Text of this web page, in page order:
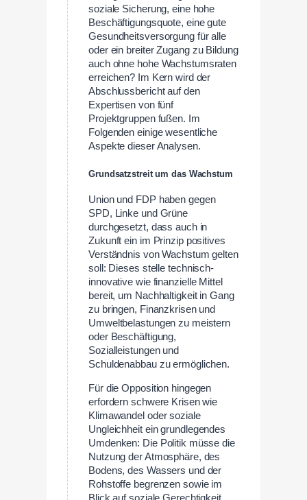
soziale Sicherung, eine hohe
Beschäftigungsquote, eine gute
Gesundheitsversorgung für alle
oder ein breiter Zugang zu Bildung
auch ohne hohe Wachstumsraten
erreichen? Im Kern wird der
Abschlussbericht auf den
Expertisen von fünf
Projektgruppen fußen. Im
Folgenden einige wesentliche
Aspekte dieser Analysen.
Grundsatzstreit um das Wachstum
Union und FDP haben gegen
SPD, Linke und Grüne
durchgesetzt, dass auch in
Zukunft ein im Prinzip positives
Verständnis von Wachstum gelten
soll: Dieses stelle technisch-
innovative wie finanzielle Mittel
bereit, um Nachhaltigkeit in Gang
zu bringen, Finanzkrisen und
Umweltbelastungen zu meistern
oder Beschäftigung,
Sozialleistungen und
Schuldenabbau zu ermöglichen.
Für die Opposition hingegen
erfordern schwere Krisen wie
Klimawandel oder soziale
Ungleichheit ein grundlegendes
Umdenken: Die Politik müsse die
Nutzung der Atmosphäre, des
Bodens, des Wassers und der
Rohstoffe begrenzen sowie im
Blick auf soziale Gerechtigkeit